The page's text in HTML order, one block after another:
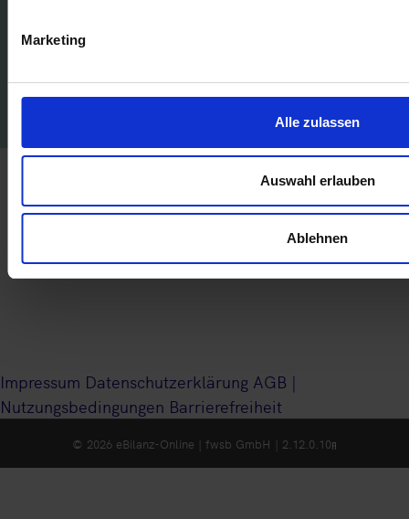
Marketing
Alle zulassen
Auswahl erlauben
Ablehnen
Unstimmige Angaben >>>
Impressum Datenschutzerklärung AGB |
Nutzungsbedingungen Barrierefreiheit
© 2026 eBilanz-Online | fwsb GmbH | 2.12.0.10